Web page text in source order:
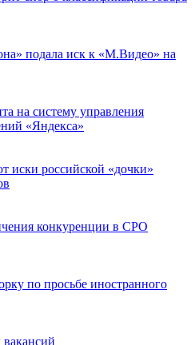
подала иск к «М.Видео» на
на систему управления
«Яндекса»
иски российской «дочки»
конкуренции в СРО
по просьбе иностранного